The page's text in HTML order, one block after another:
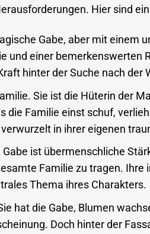
Hier sind
Gabe, aber mit einem
und einer bemerkenswerten
hinter der Suche nach der
Sie ist die Hüterin der
die Familie einst schuf,
in ihrer eigenen
ist übermenschliche
Familie zu tragen. Ihre
Thema ihres Charakters.
hat die Gabe, Blumen
Doch hinter der